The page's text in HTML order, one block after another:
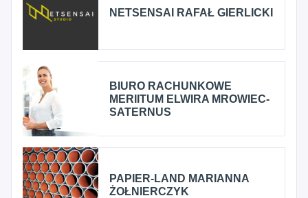
NETSENSAI RAFAŁ GIERLICKI
BIURO RACHUNKOWE
MERIITUM ELWIRA MROWIEC-
SATERNUS
PAPIER-LAND MARIANNA
ŻOŁNIERCZYK